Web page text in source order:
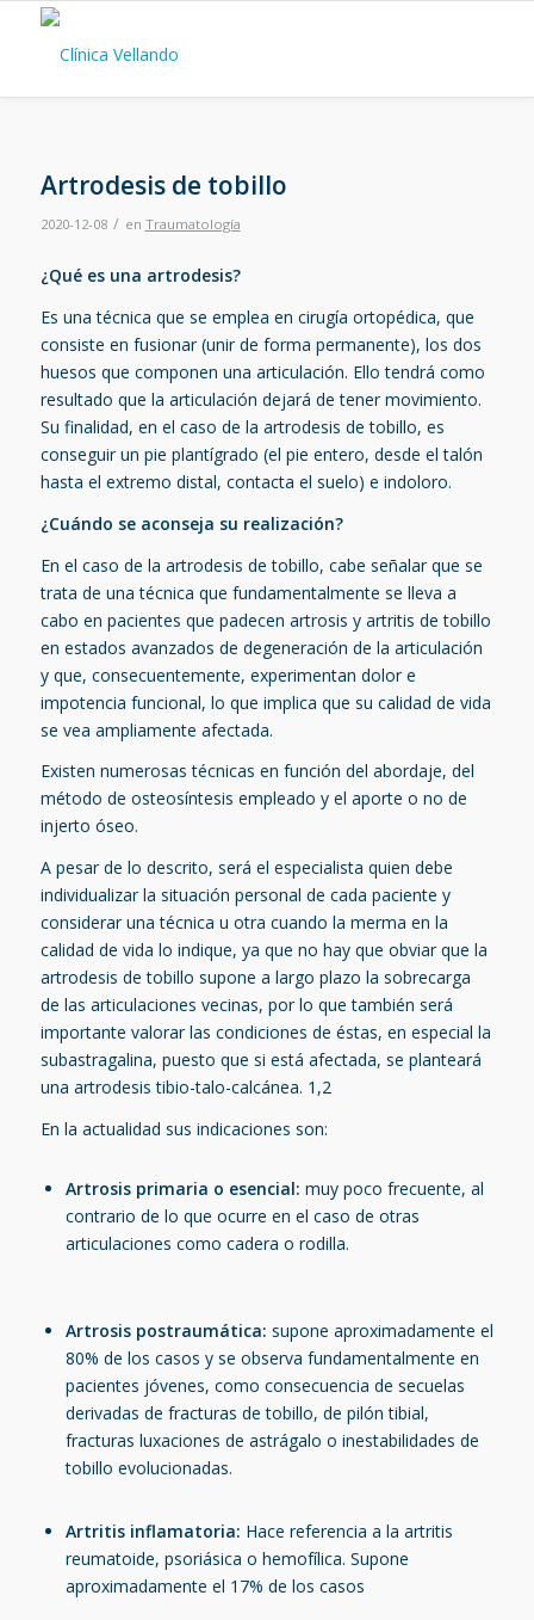
Artrodesis de tobillo
2020-12-08 / en Traumatología
¿Qué es una artrodesis?
Es una técnica que se emplea en cirugía ortopédica, que
consiste en fusionar (unir de forma permanente), los dos
huesos que componen una articulación. Ello tendrá como
resultado que la articulación dejará de tener movimiento.
Su finalidad, en el caso de la artrodesis de tobillo, es
conseguir un pie plantígrado (el pie entero, desde el talón
hasta el extremo distal, contacta el suelo) e indoloro.
¿Cuándo se aconseja su realización?
En el caso de la artrodesis de tobillo, cabe señalar que se
trata de una técnica que fundamentalmente se lleva a
cabo en pacientes que padecen artrosis y artritis de tobillo
en estados avanzados de degeneración de la articulación
y que, consecuentemente, experimentan dolor e
impotencia funcional, lo que implica que su calidad de vida
se vea ampliamente afectada.
Existen numerosas técnicas en función del abordaje, del
método de osteosíntesis empleado y el aporte o no de
injerto óseo.
A pesar de lo descrito, será el especialista quien debe
individualizar la situación personal de cada paciente y
considerar una técnica u otra cuando la merma en la
calidad de vida lo indique, ya que no hay que obviar que la
artrodesis de tobillo supone a largo plazo la sobrecarga
de las articulaciones vecinas, por lo que también será
importante valorar las condiciones de éstas, en especial la
subastragalina, puesto que si está afectada, se planteará
una artrodesis tibio-talo-calcánea. 1,2
En la actualidad sus indicaciones son:
Artrosis primaria o esencial: muy poco frecuente, al
contrario de lo que ocurre en el caso de otras
articulaciones como cadera o rodilla.
Artrosis postraumática: supone aproximadamente el
80% de los casos y se observa fundamentalmente en
pacientes jóvenes, como consecuencia de secuelas
derivadas de fracturas de tobillo, de pilón tibial,
fracturas luxaciones de astrágalo o inestabilidades de
tobillo evolucionadas.
Artritis inflamatoria: Hace referencia a la artritis
reumatoide, psoriásica o hemofílica. Supone
aproximadamente el 17% de los casos